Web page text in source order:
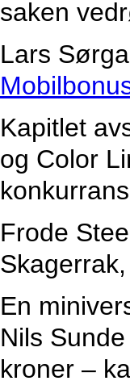
saken
Lars
Kapitlet
og Color
Frode
En
Nils
kroner –